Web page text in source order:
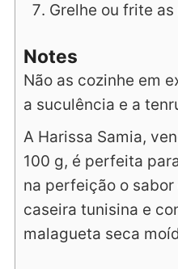
Grelhe ou frite
Notes
Não as cozinhe em
a suculência e a
A Harissa Samia,
100 g, é perfeita
na perfeição o
caseira tunisina e
malagueta seca